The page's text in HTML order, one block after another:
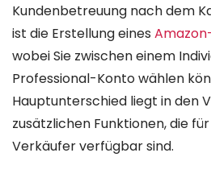
Kundenbetreuung nach dem
ist die Erstellung eines
wobei Sie zwischen einem
Professional-Konto wählen
Hauptunterschied liegt in den
zusätzlichen Funktionen, die
Verkäufer verfügbar sind.